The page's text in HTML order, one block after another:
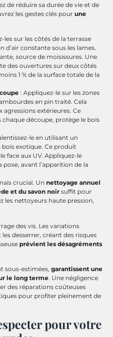
de réduire sa durée de vie et de
les gestes clés pour une
les sur les côtés de la terrasse
d’air constante sous les lames.
source de moisissures. Une
des ouvertures sur deux côtés
1 % de la surface totale de la
: Appliquez-le sur les zones
en pin traité. Cela
agressions extérieures. Ce
découpe, protège le bois
le en utilisant un
exotique. Ce produit
face aux UV. Appliquez-le
pose, avant l’apparition de la
crucial. Un nettoyage annuel
et du savon noir suffit pour
les nettoyeurs haute pression,
des vis. Les variations
desserrer, créant des risques
prévient les désagréments
sous-estimées, garantissent une
le long terme. Une négligence
des réparations coûteuses
pour profiter pleinement de
pour votre